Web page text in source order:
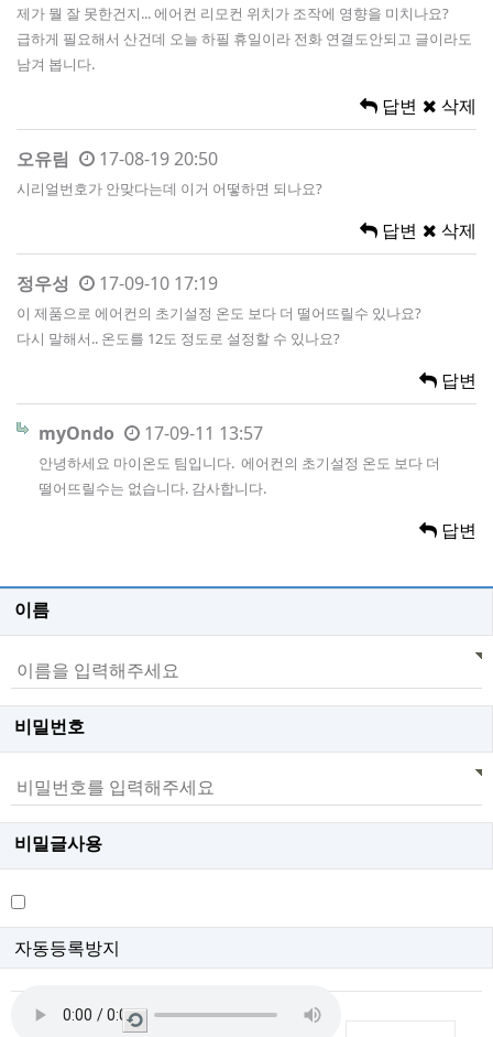
제가 뭘 잘 못한건지... 에어컨 리모컨 위치가 조작에 영향을 미치나요?
급하게 필요해서 산건데 오늘 하필 휴일이라 전화 연결도안되고 글이라도
남겨 봅니다.
답변 삭제
오유림 17-08-19 20:50
시리얼번호가 안맞다는데 이거 어떻하면 되나요?
답변 삭제
정우성 17-09-10 17:19
이 제품으로 에어컨의 초기설정 온도 보다 더 떨어뜨릴수 있나요?
다시 말해서.. 온도를 12도 정도로 설정할 수 있나요?
답변
myOndo 17-09-11 13:57
안녕하세요 마이온도 팀입니다. 에어컨의 초기설정 온도 보다 더
떨어뜨릴수는 없습니다. 감사합니다.
답변
이름
비밀번호
비밀글사용
자동등록방지
새